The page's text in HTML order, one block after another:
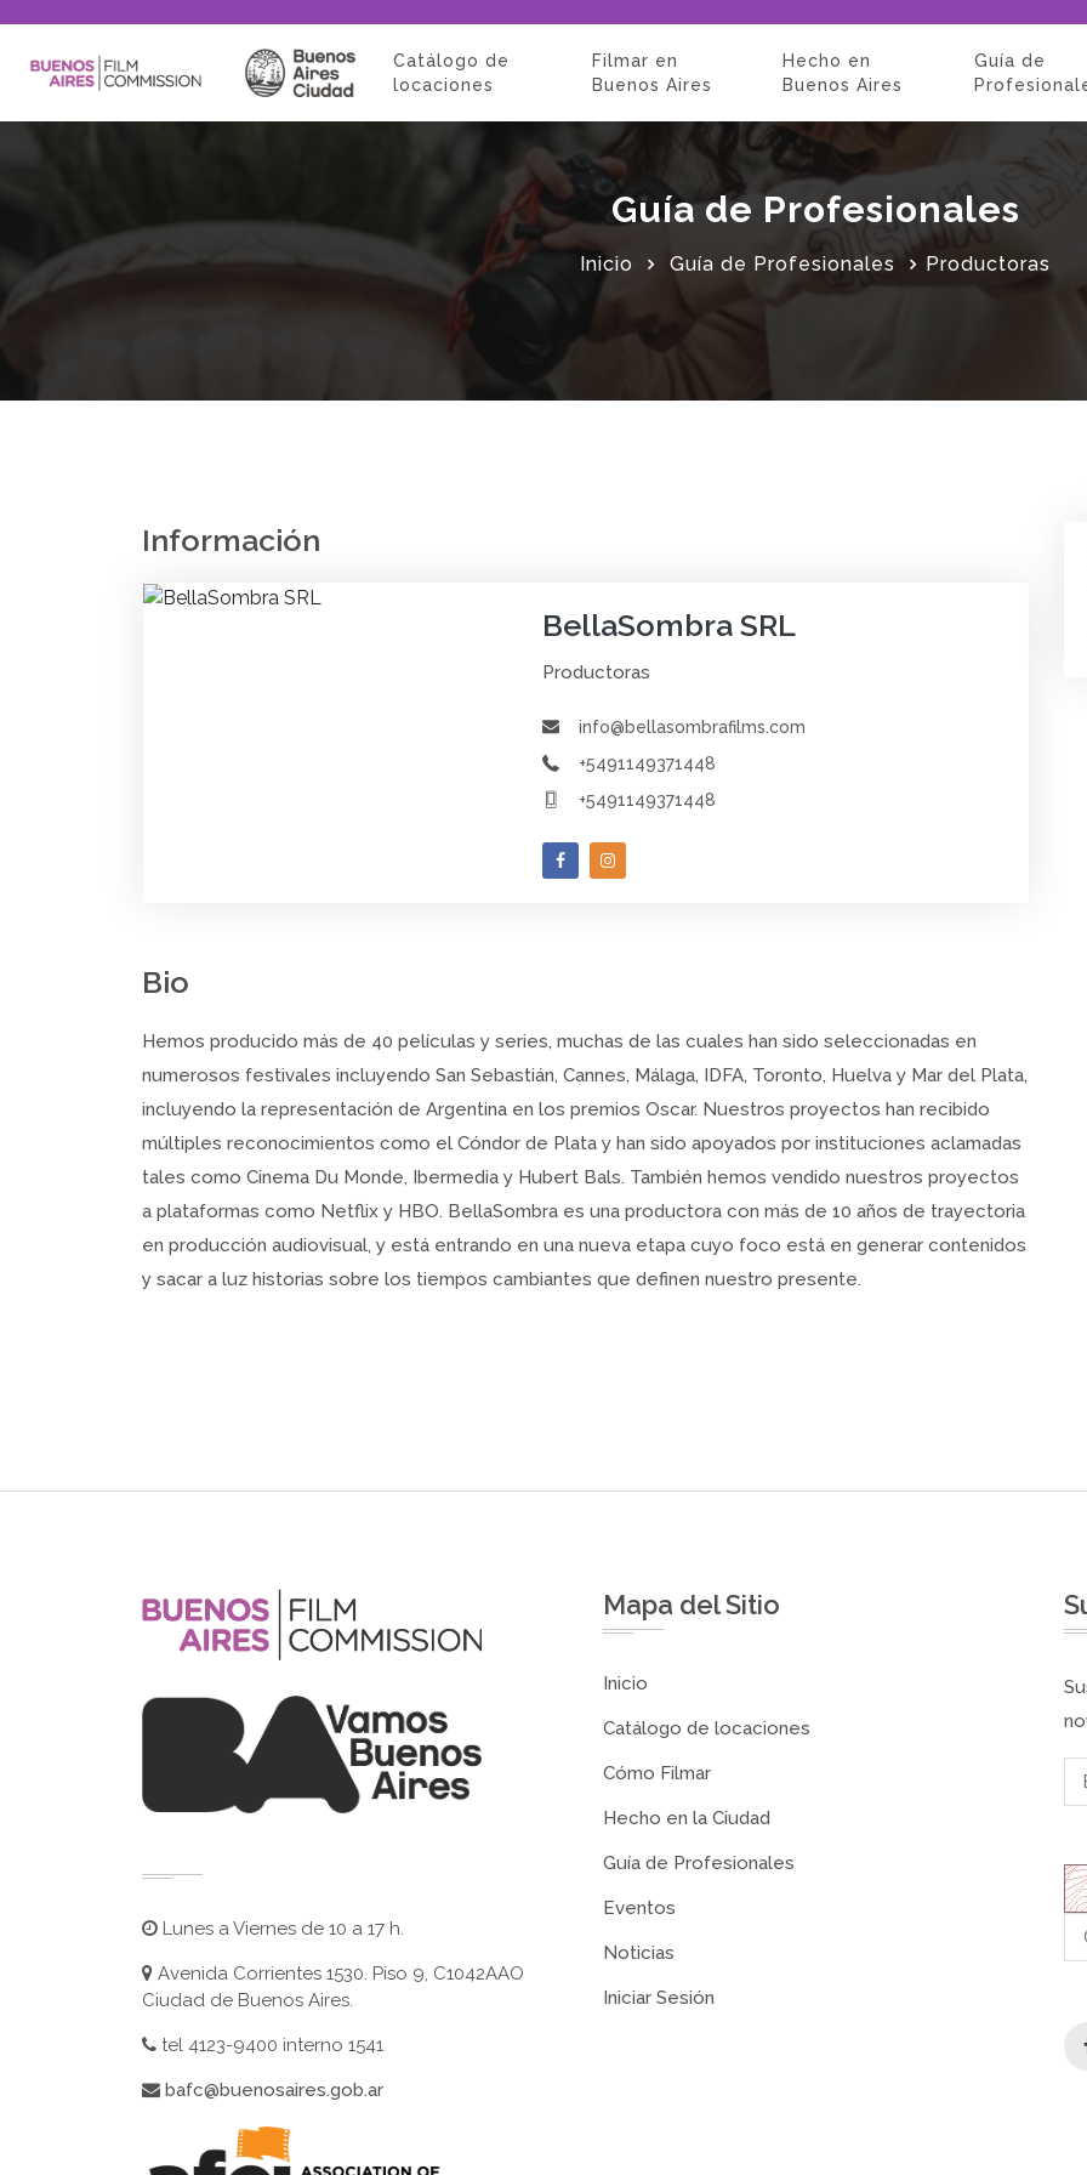
Catálogo de
locaciones
Filmar en
Buenos Aires
Hecho en
Buenos Aires
Guía de
Guía de Profesionales
Inicio Guía de Profesionales Productoras
Información
BellaSombra SRL
Productoras
info@bellasombrafilms.com
+5491149371448
+5491149371448
Bio
Hemos producido más de 40 películas y series, muchas de las cuales han sido seleccionadas en
numerosos festivales incluyendo San Sebastián, Cannes, Málaga, IDFA, Toronto, Huelva y Mar del Plata,
incluyendo la representación de Argentina en los premios Oscar. Nuestros proyectos han recibido
múltiples reconocimientos como el Cóndor de Plata y han sido apoyados por instituciones aclamadas
tales como Cinema Du Monde, Ibermedia y Hubert Bals. También hemos vendido nuestros proyectos
a plataformas como Netflix y HBO. BellaSombra es una productora con más de 10 años de trayectoria
en producción audiovisual, y está entrando en una nueva etapa cuyo foco está en generar contenidos
y sacar a luz historias sobre los tiempos cambiantes que definen nuestro presente.
Lunes a Viernes de 10 a 17 h.
Avenida Corrientes 1530. Piso 9, C1042AAO
Ciudad de Buenos Aires.
tel 4123-9400 interno 1541
bafc@buenosaires.gob.ar
Mapa del Sitio
Inicio
Catálogo de locaciones
Cómo Filmar
Hecho en la Ciudad
Guía de Profesionales
Eventos
Noticias
Iniciar Sesión